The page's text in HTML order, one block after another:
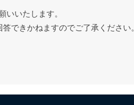
いたします。
できかねますのでご了承ください。